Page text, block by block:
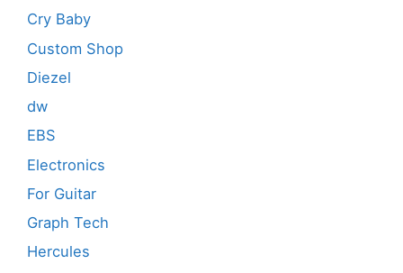
Cry Baby
Custom Shop
Diezel
dw
EBS
Electronics
For Guitar
Graph Tech
Hercules